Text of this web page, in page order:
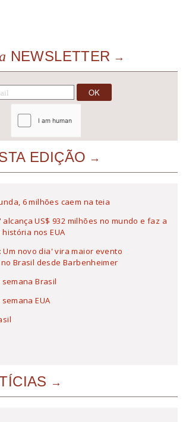
NEWSLETTER
EDIÇÃO
6 milhões caem na teia
US$ 932 milhões no mundo e faz a
nos EUA
Um novo dia' vira maior evento
Brasil desde Barbenheimer
Brasil
EUA